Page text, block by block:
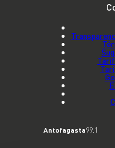
Antofagasta99.1